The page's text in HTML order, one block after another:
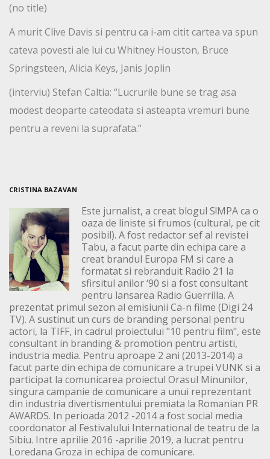
(no title)
A murit Clive Davis si pentru ca i-am citit cartea va spun
cateva povesti ale lui cu Whitney Houston, Bruce
Springsteen, Alicia Keys, Janis Joplin
(interviu) Stefan Caltia: “Lucrurile bune se trag asa
modest deoparte cateodata si asteapta vremuri bune
pentru a reveni la suprafata.”
CRISTINA BAZAVAN
Este jurnalist, a creat blogul S!MPA ca o
oaza de liniste si frumos (cultural, pe cit
posibil). A fost redactor sef al revistei
Tabu, a facut parte din echipa care a
creat brandul Europa FM si care a
formatat si rebranduit Radio 21 la
sfirsitul anilor ‘90 si a fost consultant
pentru lansarea Radio Guerrilla. A
prezentat primul sezon al emisiunii Ca-n filme (Digi 24
TV). A sustinut un curs de branding personal pentru
actori, la TIFF, in cadrul proiectului "10 pentru film", este
consultant in branding & promotion pentru artisti,
industria media. Pentru aproape 2 ani (2013-2014) a
facut parte din echipa de comunicare a trupei VUNK si a
participat la comunicarea proiectul Orasul Minunilor,
singura campanie de comunicare a unui reprezentant
din industria divertismentului premiata la Romanian PR
AWARDS. In perioada 2012 -2014 a fost social media
coordonator al Festivalului International de teatru de la
Sibiu. Intre aprilie 2016 -aprilie 2019, a lucrat pentru
Loredana Groza in echipa de comunicare.